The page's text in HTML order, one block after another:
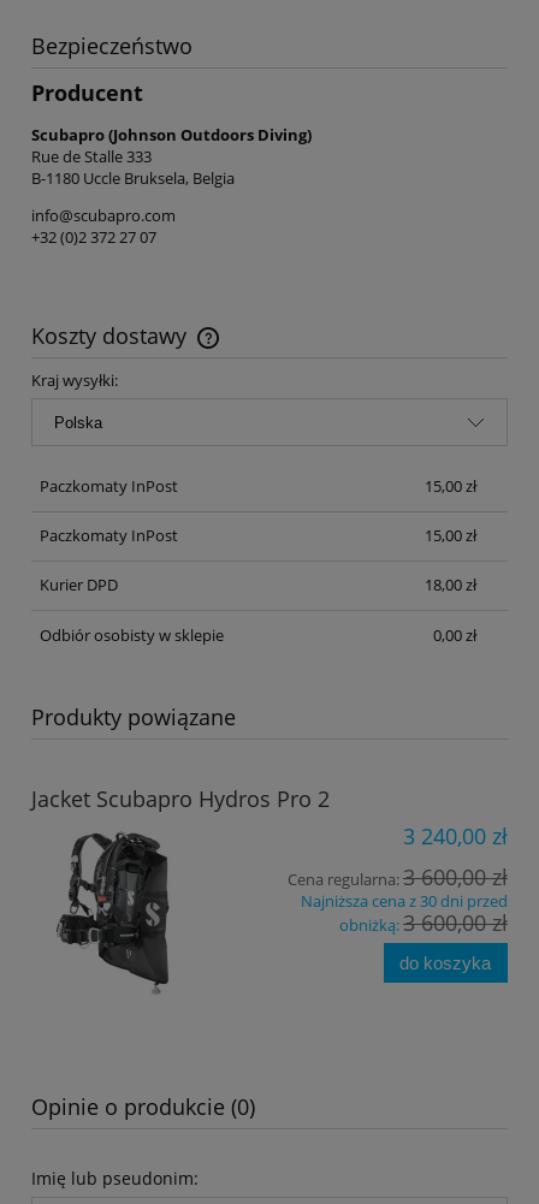
Bezpieczeństwo
Producent
Scubapro (Johnson Outdoors Diving)
Rue de Stalle 333
B-1180 Uccle Bruksela, Belgia
info@scubapro.com
+32 (0)2 372 27 07
Koszty dostawy
Cena nie zawiera ewentualnych kosztów płatności
Kraj wysyłki:
Paczkomaty InPost 15,00 zł
Paczkomaty InPost 15,00 zł
Kurier DPD 18,00 zł
Odbiór osobisty w sklepie 0,00 zł
Produkty powiązane
Jacket Scubapro Hydros Pro 2
3 240,00 zł
Cena regularna:3 600,00 zł
Najniższa cena z 30 dni przed
obniżką:3 600,00 zł
do koszyka
Opinie o produkcie (0)
Imię lub pseudonim: